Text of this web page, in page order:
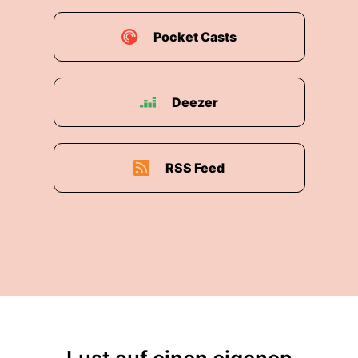
00:02:13: Eigentlich spiegelt die Musik das
Chaos unserer Welt gerade wieder oder?
00:02:17: Ja ich bin absolut deine Meinung und
es ist auch schwer sein Platz da zu finden!
in diesem Chaos oder wollen wir eben ruhiger
00:02:33: dem Klang und der Suche nach
Pocket Casts
Deezer
RSS Feed